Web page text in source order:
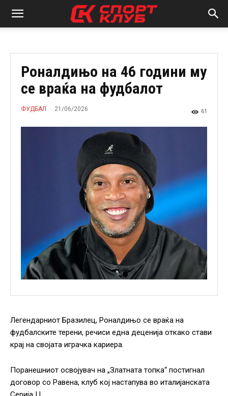
Роналдињо на 46 години му
се враќа на фудбалот
ФУДБАЛ 21/06/2026 61
Легендарниот Бразилец, Роналдињо се враќа на
фудбалските терени, речиси една деценија откако стави
крај на својата играчка кариера.
Поранешниот освојувач на „Златната топка“ постигнал
договор со Равена, клуб кој настапува во италијанската